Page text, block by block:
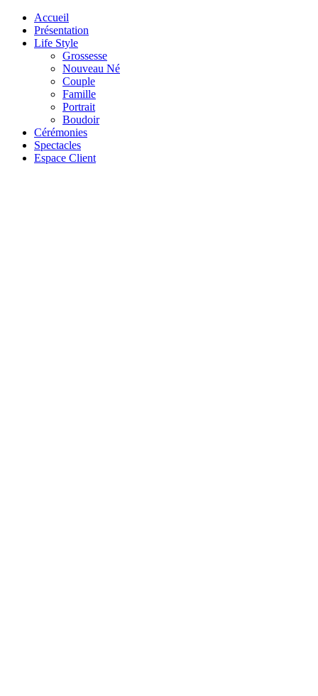
Accueil
Présentation
Life Style
Grossesse
Nouveau Né
Couple
Famille
Portrait
Boudoir
Cérémonies
Spectacles
Espace Client